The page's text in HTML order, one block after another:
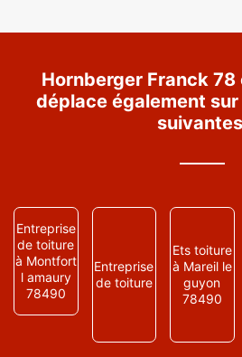
Hornberger Franck
déplace également
Entreprise
de toiture
à Montfort
l amaury
78490
Entreprise
de toiture
Ets toiture
à Mareil le
guyon
78490